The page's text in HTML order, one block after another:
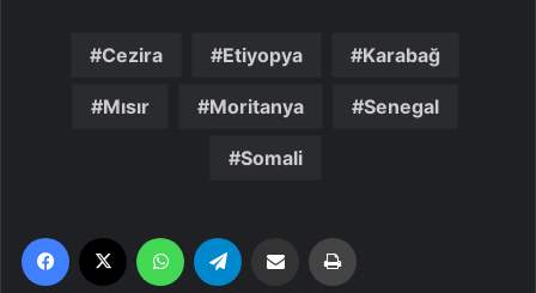
Cezira Etiyopya Karabağ
Mısır Moritanya Senegal
Somali
Facebook WhatsApp Email'den paylaş